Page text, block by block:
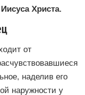
Христа.
от
наделив его
наружности у